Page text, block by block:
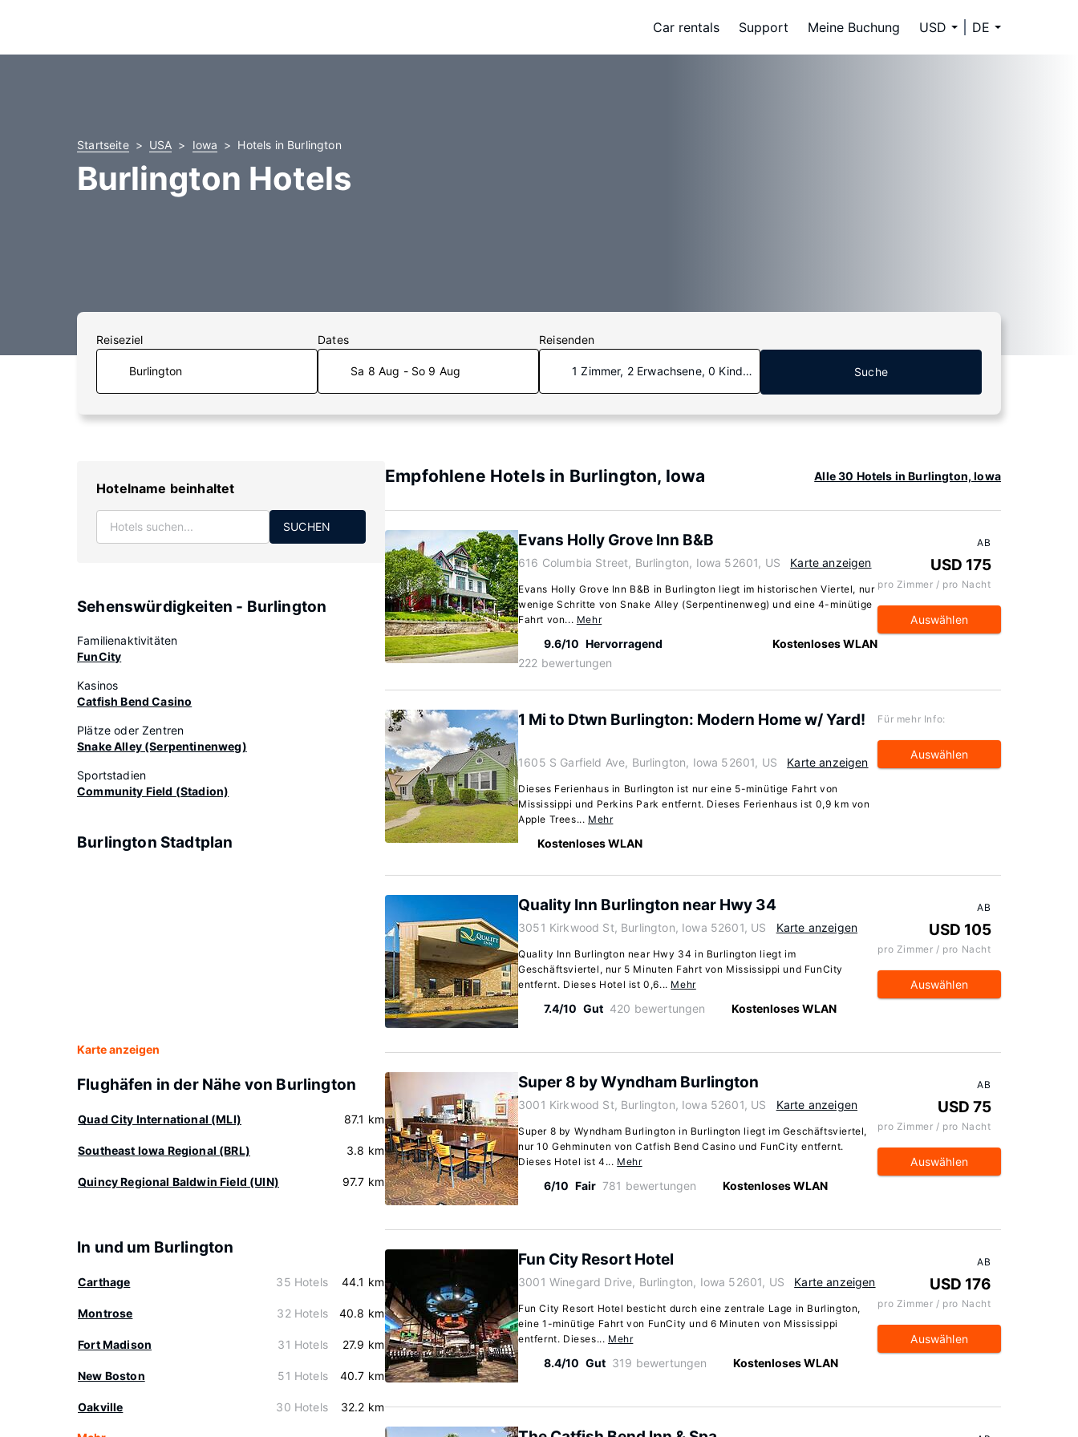
Car rentals Support Meine Buchung USD DE
Startseite USA Iowa Hotels in Burlington
Burlington Hotels
Reiseziel Dates
Sa 8 Aug - So 9 Aug
Reisenden
1 Zimmer, 2 Erwachsene, 0 Kinder Suche
Hotelname beinhaltet
SUCHEN
Sehenswürdigkeiten - Burlington
Familienaktivitäten
FunCity
Kasinos
Catfish Bend Casino
Plätze oder Zentren
Snake Alley (Serpentinenweg)
Sportstadien
Community Field (Stadion)
Burlington Stadtplan
Karte anzeigen
Flughäfen in der Nähe von Burlington
Quad City International (MLI) 87.1 km
Southeast Iowa Regional (BRL) 3.8 km
Quincy Regional Baldwin Field (UIN) 97.7 km
In und um Burlington
Carthage 35 Hotels 44.1 km
Montrose 32 Hotels 40.8 km
Fort Madison 31 Hotels 27.9 km
New Boston 51 Hotels 40.7 km
Oakville 30 Hotels 32.2 km
Empfohlene Hotels in Burlington, Iowa Alle 30 Hotels in Burlington, Iowa
Evans Holly Grove Inn B&B
616 Columbia Street, Burlington, Iowa 52601, US Karte anzeigen
Evans Holly Grove Inn B&B in Burlington liegt im historischen Viertel, nur
wenige Schritte von Snake Alley (Serpentinenweg) und eine 4-minütige
Fahrt von... Mehr
9.6/10 Hervorragend
222 bewertungen
Kostenloses WLAN
AB
USD 175
pro Zimmer / pro Nacht
Auswählen
1 Mi to Dtwn Burlington: Modern Home w/ Yard!
1605 S Garfield Ave, Burlington, Iowa 52601, US Karte anzeigen
Dieses Ferienhaus in Burlington ist nur eine 5-minütige Fahrt von
Mississippi und Perkins Park entfernt. Dieses Ferienhaus ist 0,9 km von
Apple Trees... Mehr
Kostenloses WLAN
Für mehr Info:
Auswählen
Quality Inn Burlington near Hwy 34
3051 Kirkwood St, Burlington, Iowa 52601, US Karte anzeigen
Quality Inn Burlington near Hwy 34 in Burlington liegt im
Geschäftsviertel, nur 5 Minuten Fahrt von Mississippi und FunCity
entfernt. Dieses Hotel ist 0,6... Mehr
7.4/10 Gut 420 bewertungen Kostenloses WLAN
AB
USD 105
pro Zimmer / pro Nacht
Auswählen
Super 8 by Wyndham Burlington
3001 Kirkwood St, Burlington, Iowa 52601, US Karte anzeigen
Super 8 by Wyndham Burlington in Burlington liegt im Geschäftsviertel,
nur 10 Gehminuten von Catfish Bend Casino und FunCity entfernt.
Dieses Hotel ist 4... Mehr
6/10 Fair 781 bewertungen Kostenloses WLAN
AB
USD 75
pro Zimmer / pro Nacht
Auswählen
Fun City Resort Hotel
3001 Winegard Drive, Burlington, Iowa 52601, US Karte anzeigen
Fun City Resort Hotel besticht durch eine zentrale Lage in Burlington,
eine 1-minütige Fahrt von FunCity und 6 Minuten von Mississippi
entfernt. Dieses... Mehr
8.4/10 Gut 319 bewertungen Kostenloses WLAN
AB
USD 176
pro Zimmer / pro Nacht
Auswählen